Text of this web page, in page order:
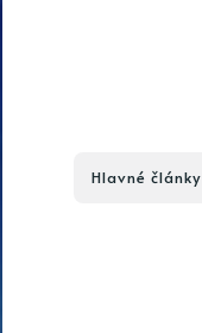
Hlavné články